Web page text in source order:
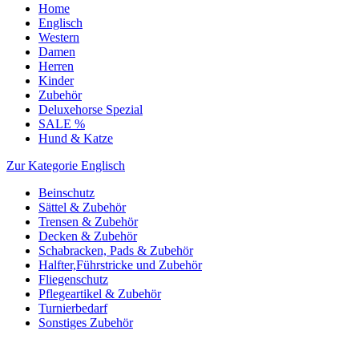
Home
Englisch
Western
Damen
Herren
Kinder
Zubehör
Deluxehorse Spezial
SALE %
Hund & Katze
Zur Kategorie Englisch
Beinschutz
Sättel & Zubehör
Trensen & Zubehör
Decken & Zubehör
Schabracken, Pads & Zubehör
Halfter,Führstricke und Zubehör
Fliegenschutz
Pflegeartikel & Zubehör
Turnierbedarf
Sonstiges Zubehör